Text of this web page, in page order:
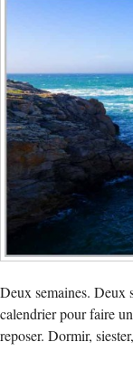
Deux semaines. Deux
calendrier pour faire
reposer. Dormir,